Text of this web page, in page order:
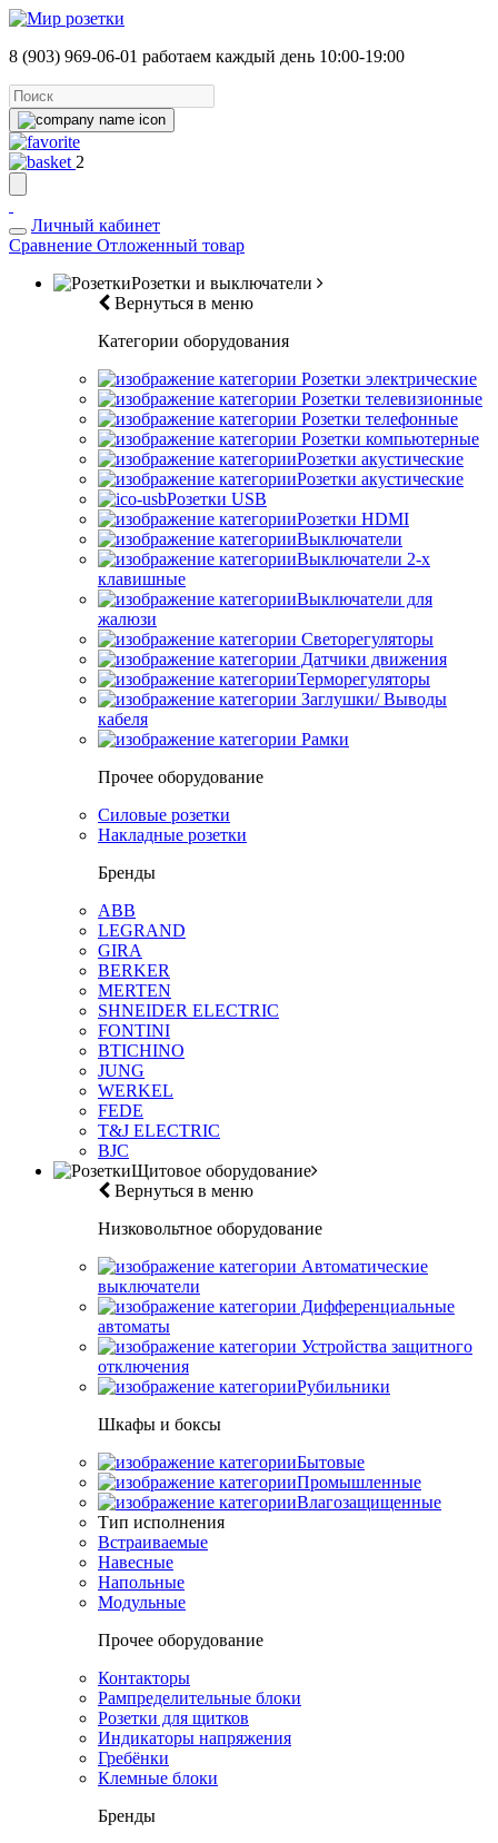
8 (903) 969-06-01 работаем каждый день 10:00-19:00
2
Личный кабинет
Сравнение Отложенный товар
Розетки и выключатели
Вернуться в меню
Категории оборудования
Розетки электрические
Розетки телевизионные
Розетки телефонные
Розетки компьютерные
Розетки акустические
Розетки акустические
Розетки USB
Розетки HDMI
Выключатели
Выключатели 2-х
клавишные
Выключатели для
жалюзи
Светорегуляторы
Датчики движения
Терморегуляторы
Заглушки/ Выводы
кабеля
Рамки
Прочее оборудование
Силовые розетки
Накладные розетки
Бренды
ABB
LEGRAND
GIRA
BERKER
MERTEN
SHNEIDER ELECTRIC
FONTINI
BTICHINO
JUNG
WERKEL
FEDE
T&J ELECTRIC
BJC
Щитовое оборудование
Вернуться в меню
Низковольтное оборудование
Автоматические
выключатели
Дифференциальные
автоматы
Устройства защитного
отключения
Рубильники
Шкафы и боксы
Бытовые
Промышленные
Влагозащищенные
Тип исполнения
Встраиваемые
Навесные
Напольные
Модульные
Прочее оборудование
Контакторы
Рампределительные блоки
Розетки для щитков
Индикаторы напряжения
Гребёнки
Клемные блоки
Бренды